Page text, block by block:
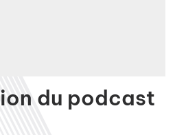
du podcast